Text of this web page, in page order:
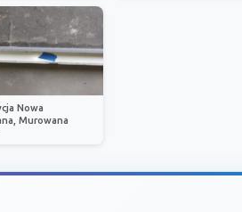
Nowa
Murowana